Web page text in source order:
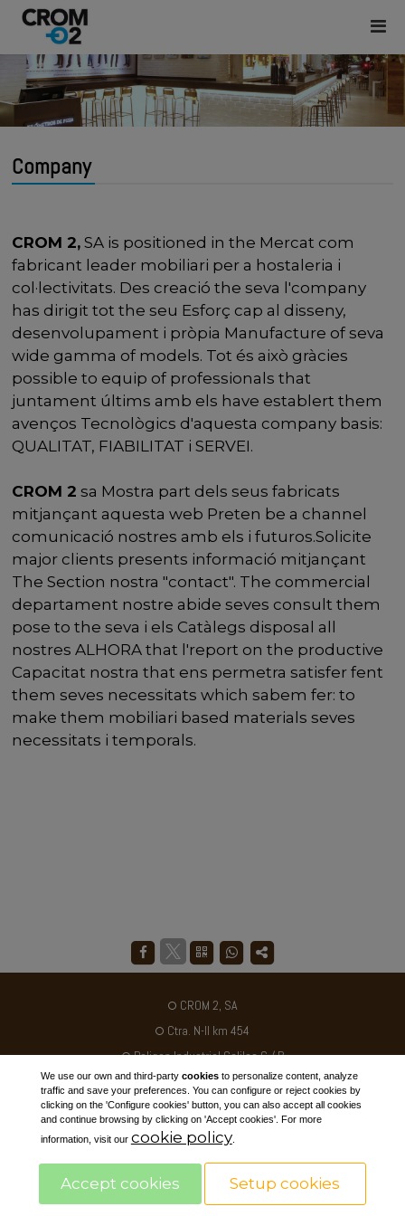
Company
CROM 2, SA is positioned in the Mercat com
fabricant leader mobiliari per a hostaleria i
col·lectivitats. Des creació the seva l'company
has dirigit tot the seu Esforç cap al disseny,
desenvolupament i pròpia Manufacture of seva
wide gamma of models. Tot és això gràcies
possible to equip of professionals that
juntament últims amb els have establert them
avenços Tecnològics d'aquesta company basis:
QUALITAT, FIABILITAT i SERVEI.
CROM 2 sa Mostra part dels seus fabricats
mitjançant aquesta web Preten be a channel
comunicació nostres amb els i futuros.Solicite
major clients presents informació mitjançant
The Section nostra "contact". The commercial
departament nostre abide seves consult them
pose to the seva i els Catàlegs disposal all
nostres ALHORA that l'report on the productive
Capacitat nostra that ens permetra satisfer fent
them seves necessitats which sabem fer: to
make them mobiliari based materials seves
necessitats i temporals.
CROM 2, SA
Ctra. N-II km 454
Poligon Industrial Galileo C / B
25180 - ALCARRÀS - SPAIN
Tel. +34 973 795030
ventas@crom2.com
Disclaimers
We use our own and third-party cookiesto personalize content, analyze
traffic and save your preferences. You can configure or reject cookies by
clicking on the 'Configure cookies' button, you can also accept all cookies
and continue browsing by clicking on 'Accept cookies'. For more
information, visit our cookie policy.
Accept cookies Setup cookies